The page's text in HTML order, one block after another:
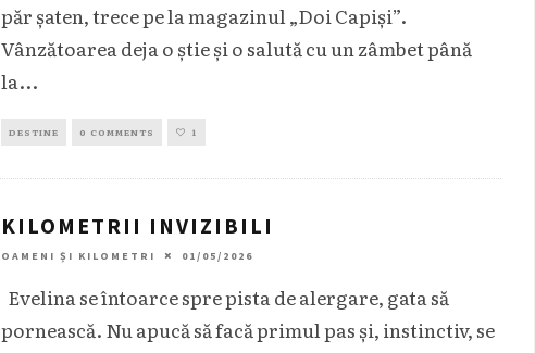
păr șaten, trece pe la magazinul „Doi Capiși”.
Vânzătoarea deja o știe și o salută cu un zâmbet până
la...
DESTINE 0 COMMENTS 1
KILOMETRII INVIZIBILI
OAMENI ȘI KILOMETRI 01/05/2026
Evelina se întoarce spre pista de alergare, gata să
pornească. Nu apucă să facă primul pas și, instinctiv, se